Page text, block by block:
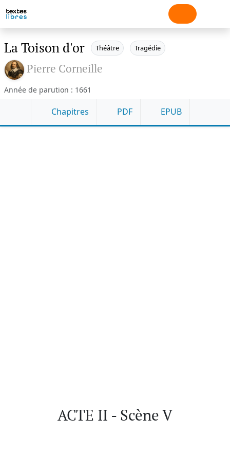
La Toison d'or Théâtre Tragédie
Pierre Corneille
Année de parution : 1661
Chapitres PDF EPUB
ACTE II - Scène V